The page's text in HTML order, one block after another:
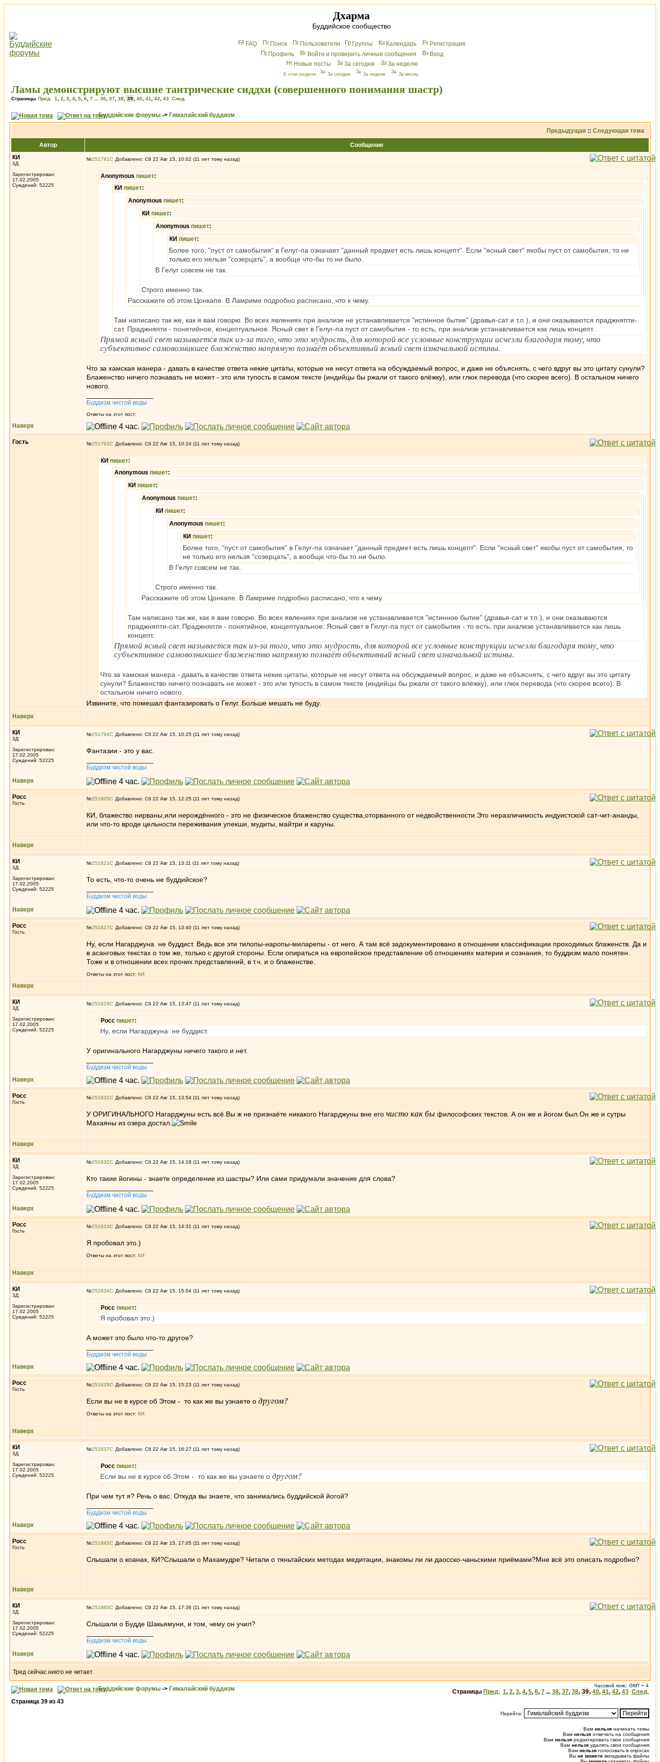
Дхарма
Буддийское сообщество
FAQ Поиск Пользователи Группы Календарь
Peгиcтрaция
Профиль
Войти и проверить личные сообщения
Вхoд
Новые посты
За сегодня За неделю
В этом разделе: За сегодня За неделю За месяц
Ламы демонстрируют высшие тантрические сиддхи (совершенного понимания шастр)
Страницы Пред. 1 2 3 4 5 6 7 36 37 38 39 40 41 42 43 След.
Буддийские форумы -> Гималайский буддизм
Предыдущая :: Следующая тема
Автор
Сообщение
КИ
3Д
Зарегистрирован:
17.02.2005
Суждений: 52225
№251791 Добавлено: Сб 22 Авг 15, 10:02 (11 лет тому назад)
Anonymous пишет:
КИ пишет:
Anonymous пишет:
КИ пишет:
Anonymous пишет:
КИ пишет:
Более того, "пуст от самобытия" в Гелуг-па означает "данный предмет есть лишь концепт". Если "ясный свет" якобы пуст от самобытия, то не
только его нельзя "созерцать", а вообще что-бы то ни было.
В Гелуг совсем не так.
Строго именно так.
Расскажите об этом Цонкапе. В Ламриме подробно расписано, что к чему.
Там написано так же, как я вам говорю. Во всех явлениях при анализе не устанавливается "истинное бытие" (дравья-сат и т.п.), и они оказываются праджняпти-
сат. Праджняпти - понятийное, концептуальное. Ясный свет в Гелуг-па пуст от самобытия - то есть, при анализе устанавливается как лишь концепт.
Прямой ясный свет называется так из-за того, что это мудрость, для которой все условные конструкции исчезли благодаря тому, что
субъективное самовозникшее блаженство напрямую познаёт объективный ясный свет изначальной истины.
Что за хамская манера - давать в качестве ответа некие цитаты, которые не несут ответа на обсуждаемый вопрос, и даже не объяснять, с чего вдруг вы это цитату сунули?
Блаженство ничего познавать не может - это или тупость в самом тексте (индийцы бы ржали от такого влёжку), или глюк перевода (что скорее всего). В остальном ничего
нового.
Буддизм чистой воды
Ответы на этот пост:
Наверх
Гость №251793 Добавлено: Сб 22 Авг 15, 10:24 (11 лет тому назад)
КИ пишет:
Anonymous пишет:
КИ пишет:
Anonymous пишет:
КИ пишет:
Anonymous пишет:
КИ пишет:
Более того, "пуст от самобытия" в Гелуг-па означает "данный предмет есть лишь концепт". Если "ясный свет" якобы пуст от самобытия, то
не только его нельзя "созерцать", а вообще что-бы то ни было.
В Гелуг совсем не так.
Строго именно так.
Расскажите об этом Цонкапе. В Ламриме подробно расписано, что к чему.
Там написано так же, как я вам говорю. Во всех явлениях при анализе не устанавливается "истинное бытие" (дравья-сат и т.п.), и они оказываются
праджняпти-сат. Праджняпти - понятийное, концептуальное. Ясный свет в Гелуг-па пуст от самобытия - то есть, при анализе устанавливается как лишь
концепт.
Прямой ясный свет называется так из-за того, что это мудрость, для которой все условные конструкции исчезли благодаря тому, что
субъективное самовозникшее блаженство напрямую познаёт объективный ясный свет изначальной истины.
Что за хамская манера - давать в качестве ответа некие цитаты, которые не несут ответа на обсуждаемый вопрос, и даже не объяснять, с чего вдруг вы это цитату
сунули? Блаженство ничего познавать не может - это или тупость в самом тексте (индийцы бы ржали от такого влёжку), или глюк перевода (что скорее всего). В
остальном ничего нового.
Извините, что помешал фантазировать о Гелуг. Больше мешать не буду.
Наверх
КИ
3Д
Зарегистрирован:
17.02.2005
Суждений: 52225
№251794 Добавлено: Сб 22 Авг 15, 10:25 (11 лет тому назад)
Фантазии - это у вас.
Буддизм чистой воды
Наверх
Росс
Гость
№251805 Добавлено: Сб 22 Авг 15, 12:25 (11 лет тому назад)
КИ, блажество нирваны,или нерождённого - это не физическое блаженство существа,оторванного от недвойственности.Это неразличимость индуистской сат-чит-ананды,
или что-то вроде цельности переживания упекши, мудиты, майтри и каруны.
Наверх
КИ
3Д
Зарегистрирован:
17.02.2005
Суждений: 52225
№251821 Добавлено: Сб 22 Авг 15, 13:11 (11 лет тому назад)
То есть, что-то очень не буддийское?
Буддизм чистой воды
Наверх
Росс
Гость
№251827 Добавлено: Сб 22 Авг 15, 13:40 (11 лет тому назад)
Ну, если Нагарджуна не буддист. Ведь все эти тилопы-наропы-миларепы - от него. А там всё задокументировано в отношении классификации проходимых блаженств. Да и
в асанговых текстах о том же, только с другой стороны. Если опираться на европейское представление об отношениях материи и сознания, то буддизм мало понятен.
Тоже и в отношении всех прочих представлений, в т.ч. и о блаженстве.
Ответы на этот пост: КИ
Наверх
КИ
3Д
Зарегистрирован:
17.02.2005
Суждений: 52225
№251829 Добавлено: Сб 22 Авг 15, 13:47 (11 лет тому назад)
Росс пишет:
Ну, если Нагарджуна не буддист.
У оригинального Нагарджуны ничего такого и нет.
Буддизм чистой воды
Наверх
Росс
Гость
№251831 Добавлено: Сб 22 Авг 15, 13:54 (11 лет тому назад)
У ОРИГИНАЛЬНОГО Нагарджуны есть всё.Вы ж не признаёте никакого Нагарджуны вне его чисто как бы философских текстов. А он же и йогом был.Он же и сутры
Махаяны из озера достал.
Наверх
КИ
3Д
Зарегистрирован:
17.02.2005
Суждений: 52225
№251832 Добавлено: Сб 22 Авг 15, 14:18 (11 лет тому назад)
Кто такие йогины - знаете определение из шастры? Или сами придумали значение для слова?
Буддизм чистой воды
Наверх
Росс
Гость
№251833 Добавлено: Сб 22 Авг 15, 14:31 (11 лет тому назад)
Я пробовал это.)
Ответы на этот пост: КИ
Наверх
КИ
3Д
Зарегистрирован:
17.02.2005
Суждений: 52225
№251834 Добавлено: Сб 22 Авг 15, 15:04 (11 лет тому назад)
Росс пишет:
Я пробовал это.)
А может это было что-то другое?
Буддизм чистой воды
Наверх
Росс
Гость
№251835 Добавлено: Сб 22 Авг 15, 15:23 (11 лет тому назад)
Если вы не в курсе об Этом - то как же вы узнаете о другом?
Ответы на этот пост: КИ
Наверх
КИ
3Д
Зарегистрирован:
17.02.2005
Суждений: 52225
№251837 Добавлено: Сб 22 Авг 15, 16:27 (11 лет тому назад)
Росс пишет:
Если вы не в курсе об Этом - то как же вы узнаете о другом?
При чем тут я? Речь о вас. Откуда вы знаете, что занимались буддийской йогой?
Буддизм чистой воды
Наверх
Росс
Гость
№251845 Добавлено: Сб 22 Авг 15, 17:05 (11 лет тому назад)
Слышали о коанах, КИ?Слышали о Махамудре? Читали о тяньтайских методах медитации, знакомы ли ли даосско-чаньскими приёмами?Мне всё это описать подробно?
Наверх
КИ
3Д
Зарегистрирован:
17.02.2005
Суждений: 52225
№251860 Добавлено: Сб 22 Авг 15, 17:36 (11 лет тому назад)
Слышали о Будде Шакьямуни, и том, чему он учил?
Буддизм чистой воды
Наверх
Тред сейчас никто не читает.
Буддийские форумы -> Гималайский буддизм Часовой пояс: GMT + 4
Страницы Пред. 1, 2, 3, 4, 5, 6, 7 ... 36, 37, 38, 39, 40, 41, 42, 43 След.
Страница 39 из 43
Перейти:
Вам нельзя начинать темы
Вам нельзя отвечать на сообщения
Вам нельзя редактировать свои сообщения
Вам нельзя удалять свои сообщения
Вам нельзя голосовать в опросах
Вы не можете вкладывать файлы